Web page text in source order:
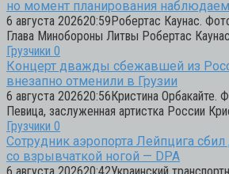
но момент планирования наблюдаем
6 августа 202620:59Робертас Каунас.
Глава Минобороны Литвы Робертас Каунас
Грузчики 0
Концерт дважды сбежавшей из
внезапно отменили в Грузии
6 августа 202620:56Кристина Орбакайте.
Певица, заслуженная артистка России
Грузчики 0
Сотрудник аэропорта Лейпцига сбил
со взрывчаткой ногой — DPA